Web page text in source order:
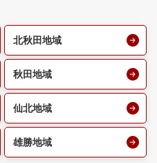
北秋田地域
秋田地域
仙北地域
雄勝地域